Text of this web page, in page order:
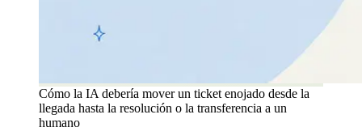
Cómo la IA debería mover un ticket enojado desde la
llegada hasta la resolución o la transferencia a un
humano